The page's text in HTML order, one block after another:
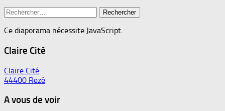
Rechercher :
Ce diaporama nécessite JavaScript.
Claire Cité
Claire Cité
44400 Rezé
A vous de voir